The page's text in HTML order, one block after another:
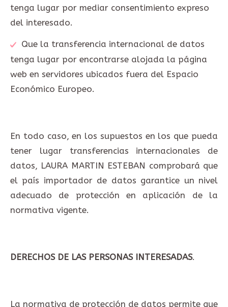
tenga lugar por mediar consentimiento expreso
del interesado.
Que la transferencia internacional de datos
tenga lugar por encontrarse alojada la página
web en servidores ubicados fuera del Espacio
Económico Europeo.
En todo caso, en los supuestos en los que pueda
tener lugar transferencias internacionales de
datos, LAURA MARTIN ESTEBAN comprobará que
el país importador de datos garantice un nivel
adecuado de protección en aplicación de la
normativa vigente.
DERECHOS DE LAS PERSONAS INTERESADAS.
La normativa de protección de datos permite que